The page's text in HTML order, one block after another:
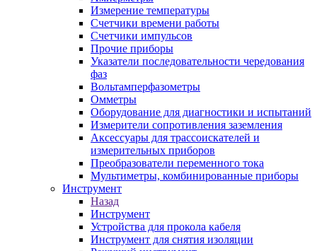
Измерение температуры
Счетчики времени работы
Счетчики импульсов
Прочие приборы
Указатели последовательности чередования
фаз
Вольтамперфазометры
Омметры
Оборудование для диагностики и испытаний
Измерители сопротивления заземления
Аксессуары для трассоискателей и
измерительных приборов
Преобразователи переменного тока
Мультиметры, комбинированные приборы
Инструмент
Назад
Инструмент
Устройства для прокола кабеля
Инструмент для снятия изоляции